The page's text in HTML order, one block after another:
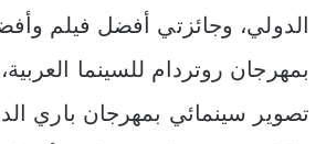
الدولي، وجائزتي أفضل فيلم
بمهرجان روتردام للسينما
تصوير سينمائي بمهرجان باري